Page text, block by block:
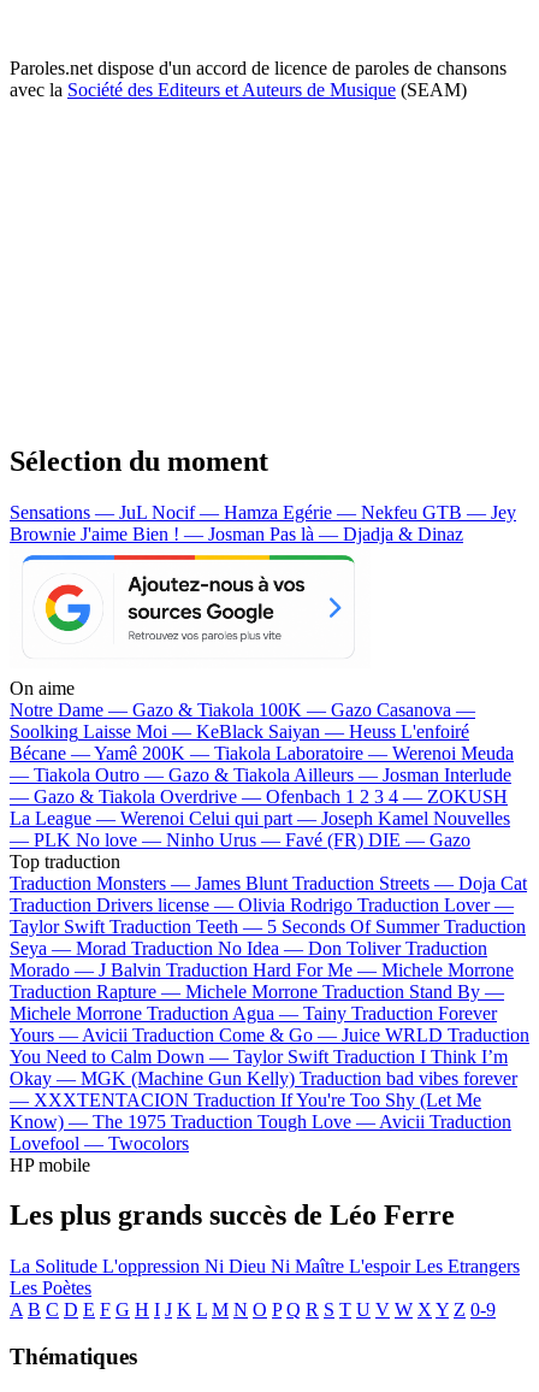
Paroles.net dispose d'un accord de licence de paroles de chansons
avec la Société des Editeurs et Auteurs de Musique (SEAM)
Sélection du moment
Sensations — JuL Nocif — Hamza Egérie — Nekfeu GTB — Jey
Brownie J'aime Bien ! — Josman Pas là — Djadja & Dinaz
On aime
Notre Dame — Gazo & Tiakola 100K — Gazo Casanova —
Soolking Laisse Moi — KeBlack Saiyan — Heuss L'enfoiré
Bécane —Yamê 200K — Tiakola Laboratoire — Werenoi Meuda
— Tiakola Outro — Gazo & Tiakola Ailleurs — Josman Interlude
— Gazo & Tiakola Overdrive — Ofenbach 1 2 3 4 — ZOKUSH
La League — Werenoi Celui qui part — Joseph Kamel Nouvelles
— PLK No love — Ninho Urus — Favé (FR) DIE — Gazo
Top traduction
Traduction Monsters — James Blunt Traduction Streets — Doja Cat
Traduction Drivers license — Olivia Rodrigo Traduction Lover —
Taylor Swift Traduction Teeth — 5 Seconds Of Summer Traduction
Seya — Morad Traduction No Idea — Don Toliver Traduction
Morado — J Balvin Traduction Hard For Me — Michele Morrone
Traduction Rapture — Michele Morrone Traduction Stand By —
Michele Morrone Traduction Agua — Tainy Traduction Forever
Yours — Avicii Traduction Come & Go — Juice WRLD Traduction
You Need to Calm Down — Taylor Swift Traduction I Think I’m
Okay — MGK (Machine Gun Kelly) Traduction bad vibes forever
— XXXTENTACION Traduction If You're Too Shy (Let Me
Know) — The 1975 Traduction Tough Love — Avicii Traduction
Lovefool — Twocolors
HP mobile
Les plus grands succès de Léo Ferre
La Solitude L'oppression Ni Dieu Ni Maître L'espoirLes Etrangers
Les Poètes
A B C D E F G H I J K L M N O P Q R S T U V W X Y Z 0-9
Thématiques